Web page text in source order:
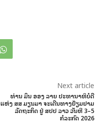
Next article
ທ່ານ ມິນ ອອງ ລາຍ ປະທານາທິບໍດີ
ແຫ່ງ ສສ ມຽນມາ ຈະເດີນທາງຢ້ຽມຢາມ
ລັດຖະກິດ ຢູ່ ສປປ ລາວ ວັນທີ 3–5
ກໍລະກົດ 2026